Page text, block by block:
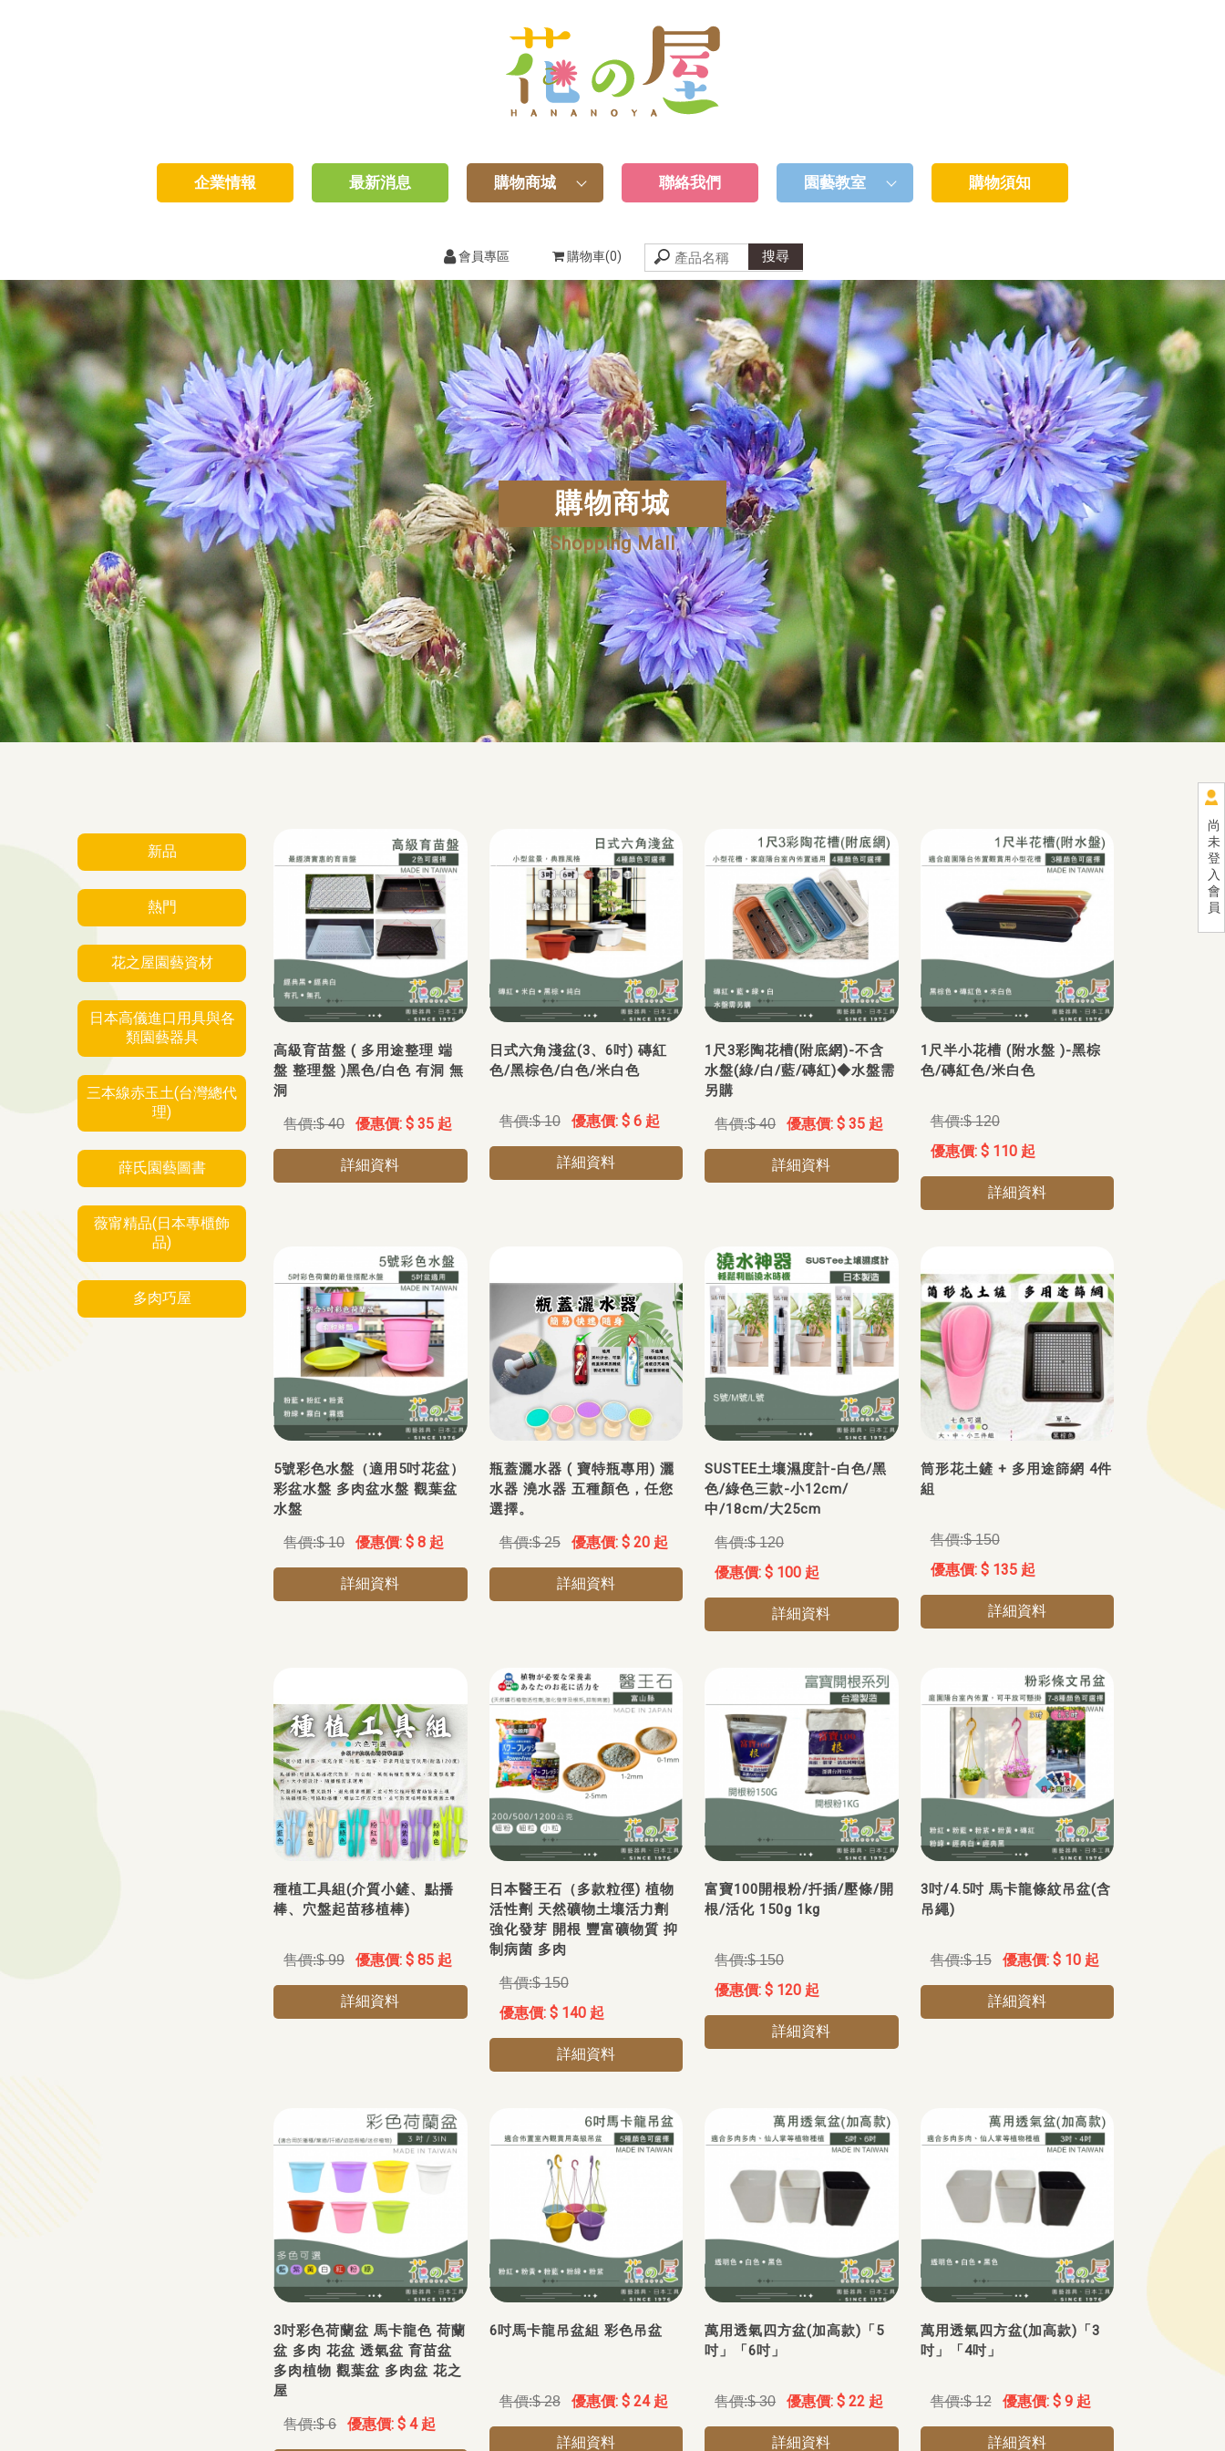
尚
未
登
入
會
員
企業情報 最新消息 購物商城 聯絡我們 園藝教室 購物須知
會員專區 購物車(0)
購物商城
Shopping Mall
新品
熱門
花之屋園藝資材
日本高儀進口用具與各
類園藝器具
三本線赤玉土(台灣總代
理)
薛氏園藝圖書
薇甯精品(日本專櫃飾
品)
多肉巧屋
高級育苗盤 ( 多用途整理 端
盤 整理盤 )黑色/白色 有洞 無
洞
$ 40 $ 35 起
詳細資料
日式六角淺盆(3、6吋) 磚紅
色/黑棕色/白色/米白色
$ 10 $ 6 起
詳細資料
1尺3彩陶花槽(附底網)-不含
水盤(綠/白/藍/磚紅)◆水盤需
另購
$ 40 $ 35 起
詳細資料
1尺半小花槽 (附水盤 )-黑棕
色/磚紅色/米白色
$ 120
$ 110 起
詳細資料
5號彩色水盤（適用5吋花盆）
彩盆水盤 多肉盆水盤 觀葉盆
水盤
$ 10 $ 8 起
詳細資料
瓶蓋灑水器 ( 寶特瓶專用) 灑
水器 澆水器 五種顏色，任您
選擇。
$ 25 $ 20 起
詳細資料
SUSTEE土壤濕度計-白色/黑
色/綠色三款-小12cm/
中/18cm/大25cm
$ 120
$ 100 起
詳細資料
筒形花土鏟 + 多用途篩網 4件
組
$ 150
$ 135 起
詳細資料
種植工具組(介質小鏟、點播
棒、穴盤起苗移植棒)
$ 99 $ 85 起
詳細資料
日本醫王石（多款粒徑) 植物
活性劑 天然礦物土壤活力劑
強化發芽 開根 豐富礦物質 抑
制病菌 多肉
$ 150
$ 140 起
詳細資料
富寶100開根粉/扦插/壓條/開
根/活化 150g 1kg
$ 150
$ 120 起
詳細資料
3吋/4.5吋 馬卡龍條紋吊盆(含
吊繩)
$ 15 $ 10 起
詳細資料
3吋彩色荷蘭盆 馬卡龍色 荷蘭
盆 多肉 花盆 透氣盆 育苗盆
多肉植物 觀葉盆 多肉盆 花之
屋
$ 6 $ 4 起
6吋馬卡龍吊盆組 彩色吊盆
$ 28 $ 24 起
詳細資料
萬用透氣四方盆(加高款)「5
吋」「6吋」
$ 30 $ 22 起
詳細資料
萬用透氣四方盆(加高款)「3
吋」「4吋」
$ 12 $ 9 起
詳細資料